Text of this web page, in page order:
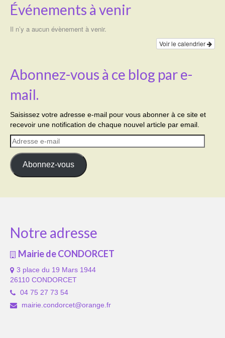
Événements à venir
Il n’y a aucun évènement à venir.
Voir le calendrier
Abonnez-vous à ce blog par e-
mail.
Saisissez votre adresse e-mail pour vous abonner à ce site et
recevoir une notification de chaque nouvel article par email.
Adresse
e-
mail
Abonnez-vous
Notre adresse
Mairie de CONDORCET
3 place du 19 Mars 1944
26110 CONDORCET
04 75 27 73 54
mairie.condorcet@orange.fr